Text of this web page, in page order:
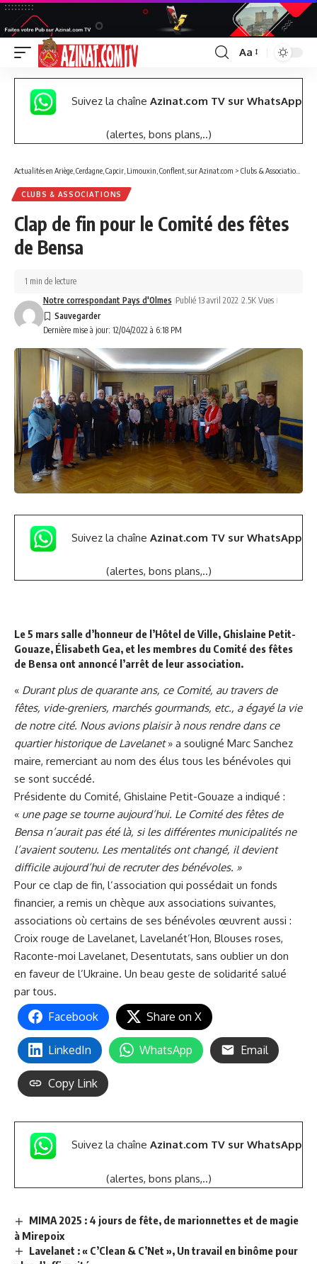
Font
Resizer
Aa
Suivez la chaîne Azinat.com TV sur WhatsApp
(alertes, bons plans,..)
Actualités en Ariège, Cerdagne, Capcir, Limouxin, Conflent, sur Azinat.com > Clubs & Associations
CLUBS & ASSOCIATIONS
Clap de fin pour le Comité des fêtes
de Bensa
Dernière mise à jour: 12/04/2022 à 6:18 PM
Notre correspondant Pays d'Olmes Publié 13 avril 2022 2.5K Vues
1 min de lecture
Suivez la chaîne Azinat.com TV sur WhatsApp
(alertes, bons plans,..)
Le 5 mars salle d’honneur de l’Hôtel de Ville, Ghislaine Petit-
Gouaze, Élisabeth Gea, et les membres du Comité des fêtes
de Bensa ont annoncé l’arrêt de leur association.
« Durant plus de quarante ans, ce Comité, au travers de
fêtes, vide-greniers, marchés gourmands, etc., a égayé la vie
de notre cité. Nous avions plaisir à nous rendre dans ce
quartier historique de Lavelanet» a souligné Marc Sanchez
maire, remerciant au nom des élus tous les bénévoles qui
se sont succédé.
Présidente du Comité, Ghislaine Petit-Gouaze a indiqué :
« une page se tourne aujourd’hui. Le Comité des fêtes de
Bensa n’aurait pas été là, si les différentes municipalités ne
l’avaient soutenu. Les mentalités ont changé, il devient
difficile aujourd’hui de recruter des bénévoles. »
Pour ce clap de fin, l’association qui possédait un fonds
financier, a remis un chèque aux associations suivantes,
associations où certains de ses bénévoles œuvrent aussi :
Croix rouge de Lavelanet, Lavelanét’Hon, Blouses roses,
Raconte-moi Lavelanet, Desentutats, sans oublier un don
en faveur de l’Ukraine. Un beau geste de solidarité salué
par tous.
Facebook Share on X
LinkedIn WhatsApp Email
Copy Link
Suivez la chaîne Azinat.com TV sur WhatsApp
(alertes, bons plans,..)
MIMA 2025 : 4 jours de fête, de marionnettes et de magie
à Mirepoix
Lavelanet : « C’Clean & C’Net », Un travail en binôme pour